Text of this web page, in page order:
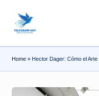
Home » Hector Dager: Cómo el